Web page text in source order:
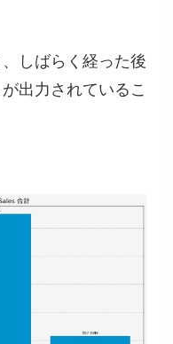
しばらく経った後
出力されているこ